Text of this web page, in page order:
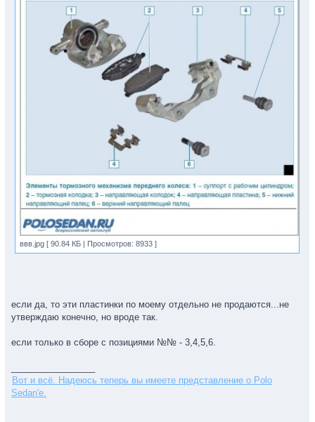
ввв.jpg [ 90.84 КБ | Просмотров: 8933 ]
если да, то эти пластинки по моему отдельно не продаются...не
утверждаю конечно, но вроде так.
если только в сборе с позициями №№ - 3,4,5,6.
Вот и всё. Надеюсь теперь вы имеете представление о Polo
Sedan'е.